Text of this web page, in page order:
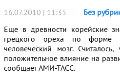
16.07.2010 | 11:35
Без
Еще в древности корейские
грецкого ореха по форме
человеческий мозг.
положительное влияние на
сообщает АМИ-ТАСС.